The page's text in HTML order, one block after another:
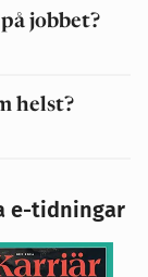
jobbet?
helst?
e-tidningar